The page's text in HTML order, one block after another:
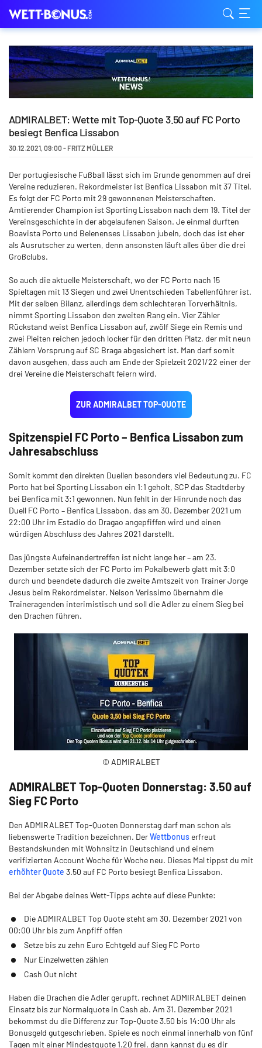
ADMIRALBET: Wette mit Top-Quote 3.50 auf FC Porto
besiegt Benfica Lissabon
30.12.2021,09:00- FRITZ MÜLLER
Der portugiesische Fußball lässt sich im Grunde genommen auf drei
Vereine reduzieren. Rekordmeister ist Benfica Lissabon mit 37 Titel.
Es folgt der FC Porto mit 29 gewonnenen Meisterschaften.
Amtierender Champion ist Sporting Lissabon nach dem 19. Titel der
Vereinsgeschichte in der abgelaufenen Saison. Je einmal durften
Boavista Porto und Belenenses Lissabon jubeln, doch das ist eher
als Ausrutscher zu werten, denn ansonsten läuft alles über die drei
Großclubs.
So auch die aktuelle Meisterschaft, wo der FC Porto nach 15
Spieltagen mit 13 Siegen und zwei Unentschieden Tabellenführer ist.
Mit der selben Bilanz, allerdings dem schlechteren Torverhältnis,
nimmt Sporting Lissabon den zweiten Rang ein. Vier Zähler
Rückstand weist Benfica Lissabon auf, zwölf Siege ein Remis und
zwei Pleiten reichen jedoch locker für den dritten Platz, der mit neun
Zählern Vorsprung auf SC Braga abgesichert ist. Man darf somit
davon ausgehen, dass auch am Ende der Spielzeit 2021/22 einer der
drei Vereine die Meisterschaft feiern wird.
ZUR ADMIRALBET TOP-QUOTE
Spitzenspiel FC Porto – Benfica Lissabon zum
Jahresabschluss
Somit kommt den direkten Duellen besonders viel Bedeutung zu. FC
Porto hat bei Sporting Lissabon ein 1:1 geholt, SCP das Stadtderby
bei Benfica mit 3:1 gewonnen. Nun fehlt in der Hinrunde noch das
Duell FC Porto – Benfica Lissabon, das am 30. Dezember 2021 um
22:00 Uhr im Estadio do Dragao angepfiffen wird und einen
würdigen Abschluss des Jahres 2021 darstellt.
Das jüngste Aufeinandertreffen ist nicht lange her – am 23.
Dezember setzte sich der FC Porto im Pokalbewerb glatt mit 3:0
durch und beendete dadurch die zweite Amtszeit von Trainer Jorge
Jesus beim Rekordmeister. Nelson Verissimo übernahm die
Traineragenden interimistisch und soll die Adler zu einem Sieg bei
den Drachen führen.
© ADMIRALBET
ADMIRALBET Top-Quoten Donnerstag: 3.50 auf
Sieg FC Porto
Den ADMIRALBET Top-Quoten Donnerstag darf man schon als
liebenswerte Tradition bezeichnen. DerWettbonus erfreut
Bestandskunden mit Wohnsitz in Deutschland und einem
verifizierten Account Woche für Woche neu. Dieses Mal tippst du mit
erhöhter Quote 3.50 auf FC Porto besiegt Benfica Lissabon.
Bei der Abgabe deines Wett-Tipps achte auf diese Punkte:
Die ADMIRALBET Top Quote steht am 30. Dezember 2021 von
00:00 Uhr bis zum Anpfiff offen
Setze bis zu zehn Euro Echtgeld auf Sieg FC Porto
Nur Einzelwetten zählen
Cash Out nicht
Haben die Drachen die Adler gerupft, rechnet ADMIRALBET deinen
Einsatz bis zur Normalquote in Cash ab. Am 31. Dezember 2021
bekommst du die Differenz zur Top-Quote 3.50 bis 14:00 Uhr als
Bonusgeld gutgeschrieben. Spiele es noch einmal innerhalb von fünf
Tagen mit einer Mindestquote 1.20 frei, dann kannst du es dir